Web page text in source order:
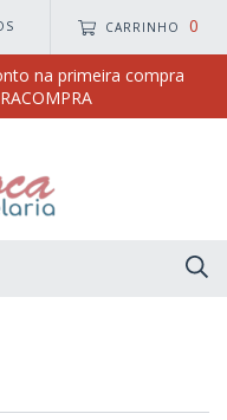
CARRINHO 0
na primeira compra